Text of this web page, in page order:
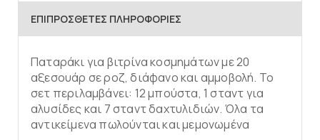
ΕΠΙΠΡΌΣΘΕΤΕΣ ΠΛΗΡΟΦΟΡΊΕΣ
Παταράκι για βιτρίνα κοσμημάτων με 20
αξεσουάρ σε ροζ, διάφανο και αμμοβολή. Το
σετ περιλαμβάνει: 12 μπούστα, 1 σταντ για
αλυσίδες και 7 σταντ δαχτυλιδιών. Όλα τα
αντικείμενα πωλούνται και μεμονωμένα